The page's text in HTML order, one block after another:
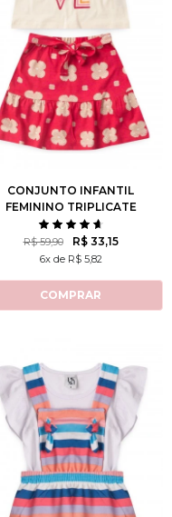
1 3 4 6
8 10 12
CONJUNTO INFANTIL
FEMININO TRIPLICATE
LOVE
R$ 59,90 R$ 33,15
6x de R$ 5,82
COMPRAR